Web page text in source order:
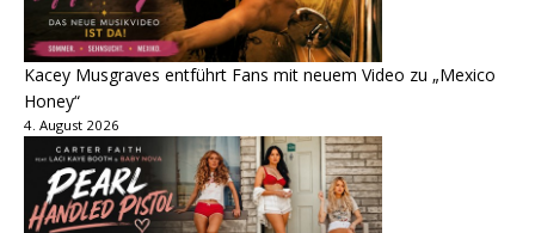
Kacey Musgraves entführt Fans mit neuem Video zu „Mexico
Honey“
4. August 2026